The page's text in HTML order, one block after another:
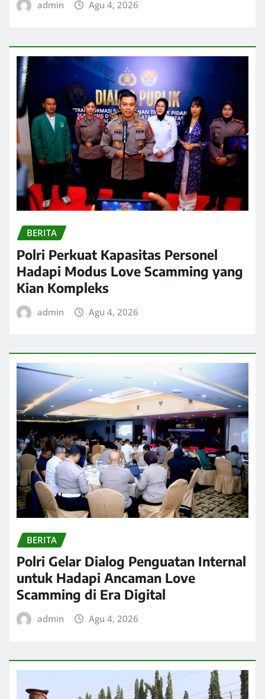
admin Agu 4, 2026
BERITA
Polri Perkuat Kapasitas Personel
Hadapi Modus Love Scamming yang
Kian Kompleks
admin Agu 4, 2026
BERITA
Polri Gelar Dialog Penguatan Internal
untuk Hadapi Ancaman Love
Scamming di Era Digital
admin Agu 4, 2026